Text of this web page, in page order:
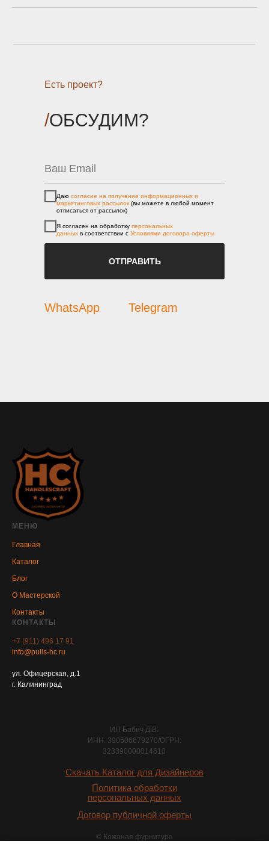
/ОБСУДИМ?
Есть проект?
Даю согласие на получение информационных и
маркетинговых рассылок (вы можете в любой момент
отписаться от рассылок)
Я согласен на обработку персональных
данных в соответствии с Условиями договора оферты
ОТПРАВИТЬ
WhatsApp Telegram
МЕНЮ
Главная
Каталог
Блог
О Мастерской
Контакты
КОНТАКТЫ
+7 (911) 496 17 91
info@pulls-hc.ru
ул. Офицерская, д.1
г. Калининград
Договор публичной оферты
Политика обработки
персональных данных
Скачать Каталог для Дизайнеров
© Кожаная фурнитура
ИП Бабич Д.В.
ИНН: 390506679270/ОГРН:
323390000014610